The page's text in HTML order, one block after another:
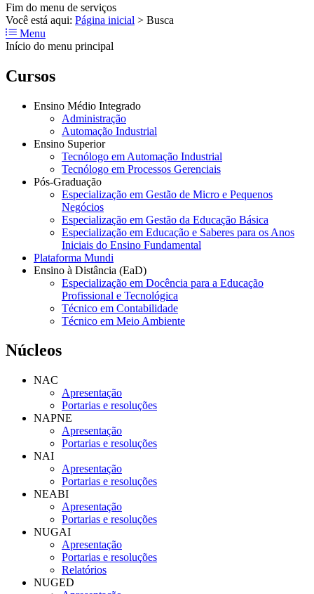
Fim do menu de serviços
Você está aqui: Página inicial > Busca
Menu
Início do menu principal
Cursos
Ensino Médio Integrado
Administração
Automação Industrial
Ensino Superior
Tecnólogo em Automação Industrial
Tecnólogo em Processos Gerenciais
Pós-Graduação
Especialização em Gestão de Micro e Pequenos
Negócios
Especialização em Gestão da Educação Básica
Especialização em Educação e Saberes para os Anos
Iniciais do Ensino Fundamental
Plataforma Mundi
Ensino à Distância (EaD)
Especialização em Docência para a Educação
Profissional e Tecnológica
Técnico em Contabilidade
Técnico em Meio Ambiente
Núcleos
NAC
Apresentação
Portarias e resoluções
NAPNE
Apresentação
Portarias e resoluções
NAI
Apresentação
Portarias e resoluções
NEABI
Apresentação
Portarias e resoluções
NUGAI
Apresentação
Portarias e resoluções
Relatórios
NUGED